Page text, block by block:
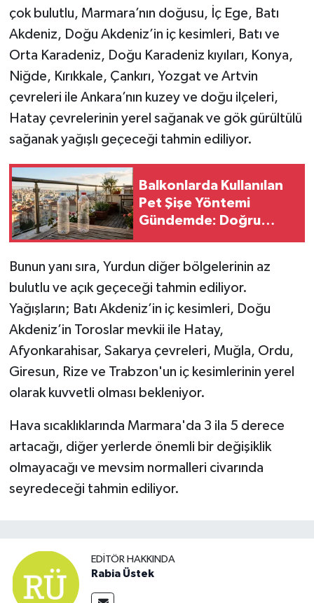
çok bulutlu, Marmara’nın doğusu, İç Ege, Batı
Akdeniz, Doğu Akdeniz’in iç kesimleri, Batı ve
Orta Karadeniz, Doğu Karadeniz kıyıları, Konya,
Niğde, Kırıkkale, Çankırı, Yozgat ve Artvin
çevreleri ile Ankara’nın kuzey ve doğu ilçeleri,
Hatay çevrelerinin yerel sağanak ve gök gürültülü
sağanak yağışlı geçeceği tahmin ediliyor.
Balkonlarda Kullanılan
Pet Şişe Yöntemi
Gündemde: Doğru
Risk Oluşturuyor
Bunun yanı sıra, Yurdun diğer bölgelerinin az
bulutlu ve açık geçeceği tahmin ediliyor.
Yağışların; Batı Akdeniz’in iç kesimleri, Doğu
Akdeniz’in Toroslar mevkii ile Hatay,
Afyonkarahisar, Sakarya çevreleri, Muğla, Ordu,
Giresun, Rize ve Trabzon'un iç kesimlerinin yerel
olarak kuvvetli olması bekleniyor.
Hava sıcaklıklarında Marmara'da 3 ila 5 derece
artacağı, diğer yerlerde önemli bir değişiklik
olmayacağı ve mevsim normalleri civarında
seyredeceği tahmin ediliyor.
EDITÖR HAKKINDA
Rabia Üstek